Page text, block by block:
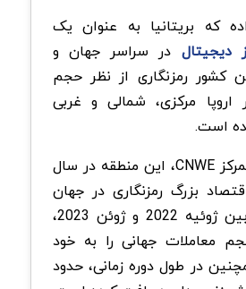
که بریتانیا به عنوان یک
دیجیتال در سراسر جهان و
کشور رمزنگاری از نظر حجم
اروپا مرکزی، شمالی و غربی
طبق گزارشات متمرکز CNWE، این منطقه در سال
بزرگ رمزنگاری در جهان
بود. این منطقه بین ژوئیه 2022 و ژوئن 2023،
حجم معاملات جهانی را به خود
در طول دوره زمانی، حدود